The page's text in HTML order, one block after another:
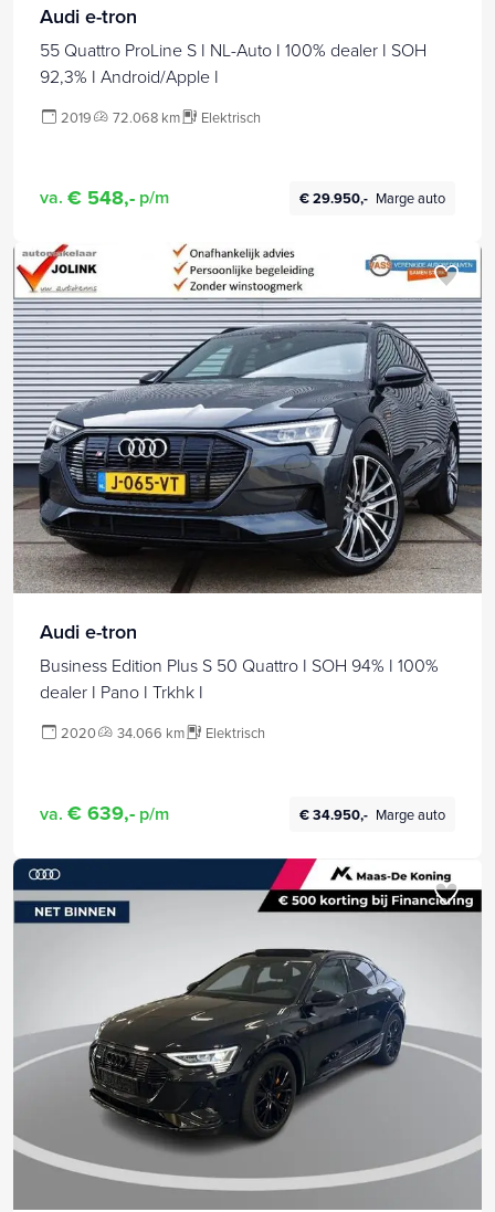
Audi e-tron
55 Quattro ProLine S I NL-Auto I 100% dealer I SOH
92,3% I Android/Apple I
2019 72.068 km Elektrisch
va. € 548,- p/m € 29.950,- Marge auto
Audi e-tron
Business Edition Plus S 50 Quattro I SOH 94% I 100%
dealer I Pano I Trkhk I
2020 34.066 km Elektrisch
va. € 639,- p/m € 34.950,- Marge auto